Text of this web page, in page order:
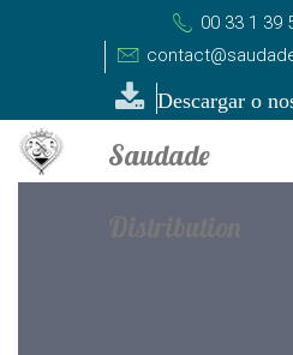
00 33 1 39
Descargar o